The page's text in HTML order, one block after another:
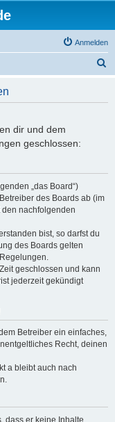
Anmelden
dir und dem
geschlossen:
„das Board“)
des Boards ab (im
den nachfolgenden
bist, so darfst du
des Boards gelten
geschlossen und kann
jederzeit gekündigt
Betreiber ein einfaches,
Recht, deinen
a bleibt auch nach
dass er keine Inhalte